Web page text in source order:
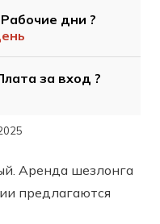
дни ?
за вход ?
Аренда шезлонга
предлагаются